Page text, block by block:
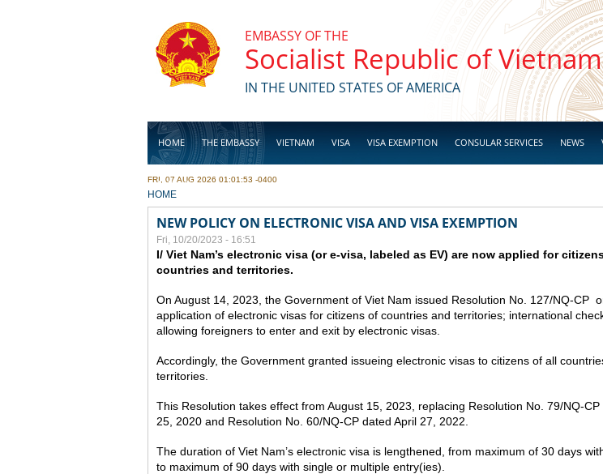
EMBASSY OF THE
Socialist Republic of Vietnam
IN THE UNITED STATES OF AMERICA
HOME THE EMBASSY VIETNAM VISA VISA EXEMPTION CONSULAR SERVICES NEWS
BUSINESS
FRI, 07 AUG 2026 01:01:53 -0400
YOU ARE HERE
HOME
NEW POLICY ON ELECTRONIC VISA AND VISA EXEMPTION
Fri, 10/20/2023 - 16:51
I/ Viet Nam’s electronic visa (or e-visa, labeled as EV) are now applied for
countries and territories.
On August 14, 2023, the Government of Viet Nam issued Resolution No. 127/NQ-CP
application of electronic visas for citizens of countries and territories; international
allowing foreigners to enter and exit by electronic visas.
Accordingly, the Government granted issueing electronic visas to citizens of all
territories.
This Resolution takes effect from August 15, 2023, replacing Resolution No. 79/NQ-
25, 2020 and Resolution No. 60/NQ-CP dated April 27, 2022.
The duration of Viet Nam’s electronic visa is lengthened, from maximum of 30 days
to maximum of 90 days with single or multiple entry(ies).